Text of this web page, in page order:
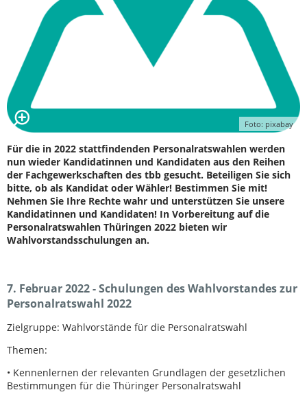
Foto: pixabay
Für die in 2022 stattfindenden Personalratswahlen werden
nun wieder Kandidatinnen und Kandidaten aus den Reihen
der Fachgewerkschaften des tbb gesucht. Beteiligen Sie sich
bitte, ob als Kandidat oder Wähler! Bestimmen Sie mit!
Nehmen Sie Ihre Rechte wahr und unterstützen Sie unsere
Kandidatinnen und Kandidaten! In Vorbereitung auf die
Personalratswahlen Thüringen 2022 bieten wir
Wahlvorstandsschulungen an.
7. Februar 2022 - Schulungen des Wahlvorstandes zur
Personalratswahl 2022
Zielgruppe: Wahlvorstände für die Personalratswahl
Themen:
• Kennenlernen der relevanten Grundlagen der gesetzlichen
Bestimmungen für die Thüringer Personalratswahl